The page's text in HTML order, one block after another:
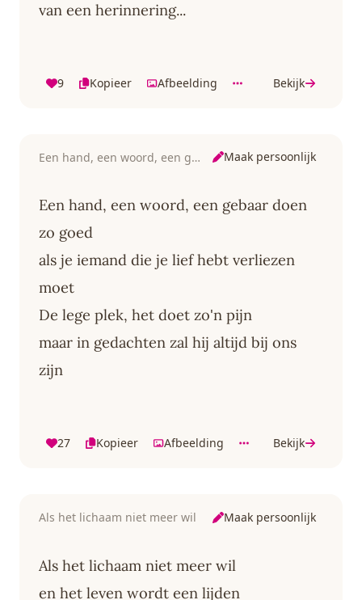
van een herinnering...
9 Kopieer Afbeelding Bekijk
Een hand, een woord, een gebaar Maak persoonlijk
Een hand, een woord, een gebaar doen
zo goed
als je iemand die je lief hebt verliezen
moet
De lege plek, het doet zo'n pijn
maar in gedachten zal hij altijd bij ons
zijn
27 Kopieer Afbeelding Bekijk
Als het lichaam niet meer wil Maak persoonlijk
Als het lichaam niet meer wil
en het leven wordt een lijden